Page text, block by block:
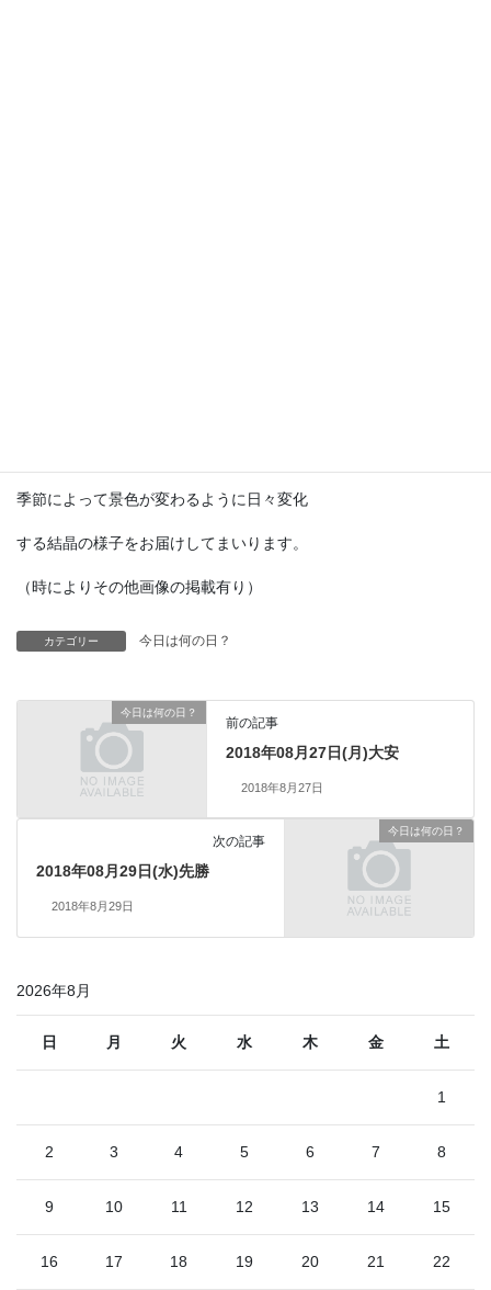
季節によって景色が変わるように日々変化
する結晶の様子をお届けしてまいります。
（時によりその他画像の掲載有り）
カテゴリー 今日は何の日？
今日は何の日？
前の記事
2018年08月27日(月)大安
2018年8月27日
今日は何の日？
次の記事
2018年08月29日(水)先勝
2018年8月29日
2026年8月
日 月 火 水 木 金 土
1
2 3 4 5 6 7 8
9 10 11 12 13 14 15
16 17 18 19 20 21 22